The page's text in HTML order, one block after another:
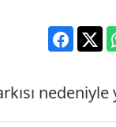
nedeniyle